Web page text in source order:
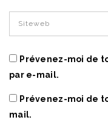
Prévenez-moi de
par e-mail.
Prévenez-moi de
mail.